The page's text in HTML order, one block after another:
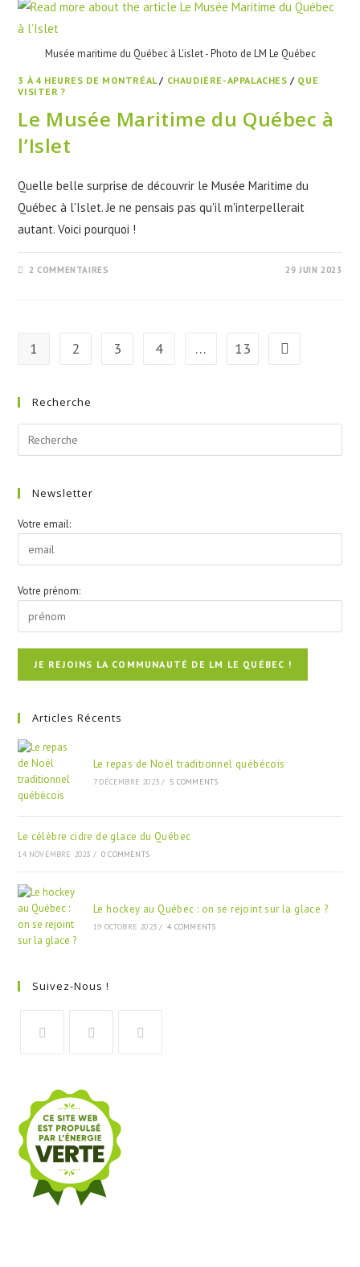
Musée maritime du Québec à L'islet - Photo de LM Le Québec
3 À 4 HEURES DE MONTRÉAL/ CHAUDIÈRE-APPALACHES / QUE
VISITER ?
Le Musée Maritime du Québec à
l’Islet
Quelle belle surprise de découvrir le Musée Maritime du
Québec à l'Islet. Je ne pensais pas qu'il m'interpellerait
autant. Voici pourquoi !
2 COMMENTAIRES 29 JUIN 2023
1 2 3 4 … 13 Go to the next
Recherche
Newsletter
Votre email:
Votre prénom:
Articles Récents
Le repas de Noël traditionnel québécois
7 DÉCEMBRE 2023 / 5 COMMENTS
Le célèbre cidre de glace du Québec
14 NOVEMBRE 2023 / 0 COMMENTS
Le hockey au Québec : on se rejoint sur la glace ?
19 OCTOBRE 2023 / 4 COMMENTS
Suivez-Nous !